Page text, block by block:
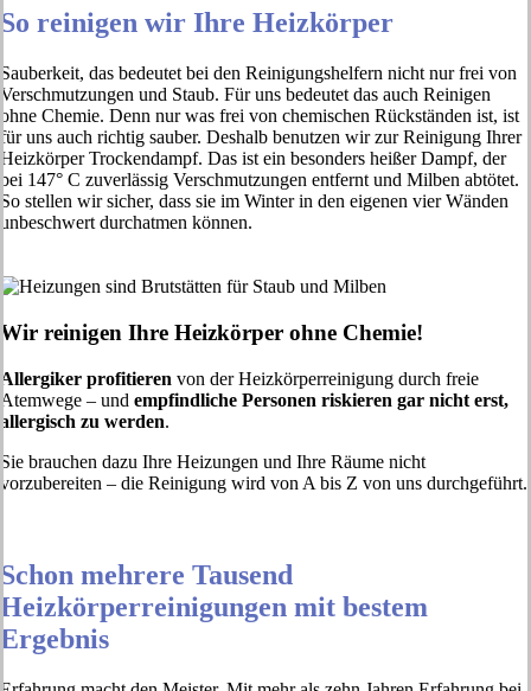
So reinigen wir Ihre Heizkörper
Sauberkeit, das bedeutet bei den Reinigungshelfern nicht nur frei von
Verschmutzungen und Staub. Für uns bedeutet das auch Reinigen
ohne Chemie. Denn nur was frei von chemischen Rückständen ist, ist
für uns auch richtig sauber. Deshalb benutzen wir zur Reinigung Ihrer
Heizkörper Trockendampf. Das ist ein besonders heißer Dampf, der
bei 147° C zuverlässig Verschmutzungen entfernt und Milben abtötet.
So stellen wir sicher, dass sie im Winter in den eigenen vier Wänden
unbeschwert durchatmen können.
Wir reinigen Ihre Heizkörper ohne Chemie!
Allergiker profitieren von der Heizkörperreinigung durch freie
Atemwege – und empfindliche Personen riskieren gar nicht erst,
allergisch zu werden.
Sie brauchen dazu Ihre Heizungen und Ihre Räume nicht
vorzubereiten – die Reinigung wird von A bis Z von uns durchgeführt.
Schon mehrere Tausend
Heizkörperreinigungen mit bestem
Ergebnis